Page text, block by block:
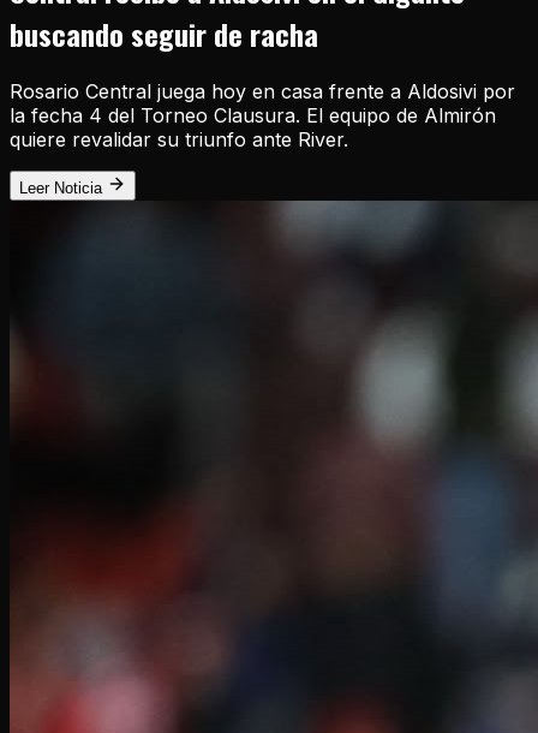
buscando seguir de racha
Rosario Central juega hoy en casa frente a Aldosivi por
la fecha 4 del Torneo Clausura. El equipo de Almirón
quiere revalidar su triunfo ante River.
Leer Noticia